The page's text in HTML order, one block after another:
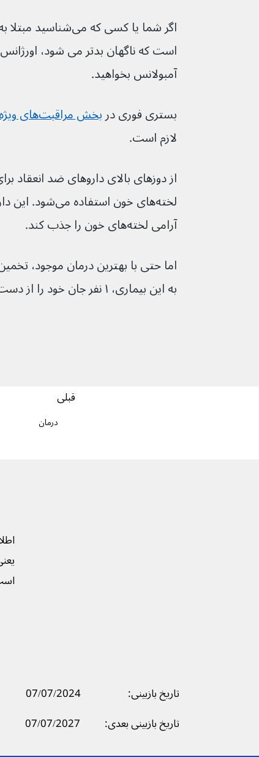
است که ناگهان بدتر می شود،
آمبولانس بخواهید.
بستری فوری در بخش مراقبت‌های ویژه (ICU)
لازم است.
از دوزهای بالای داروهای ضد انعقاد
آرامی لخته‌های خون را جذب کند.
به این بیماری، ۱ نفر جان خود را از دست می‌دهد.
درمان
قبلی
07/07/2024
تاریخ بازبینی:
07/07/2027
تاریخ بازبینی بعدی: